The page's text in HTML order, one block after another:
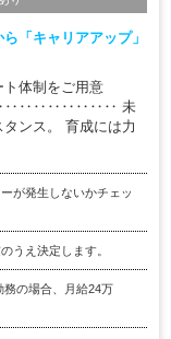
「キャリアアップ」
体制をご用意
未
ンス。 育成には力
が発生しないかチェッ
うえ決定します。
の場合、月給24万